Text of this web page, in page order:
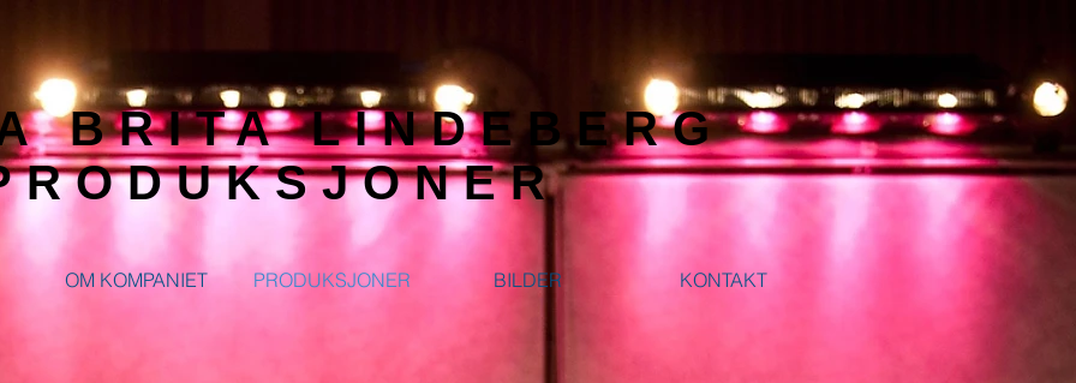
BRITA LINDEBERG
OM KOMPANIET PRODUKSJONER BILDER KONTAKT